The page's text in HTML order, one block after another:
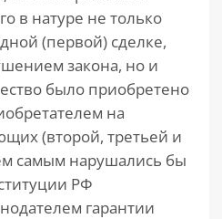
в натуре не только
(первой) сделке,
закона, но и
было приобретено
на
(второй, третьей и
самым нарушались бы
РФ
гарантии